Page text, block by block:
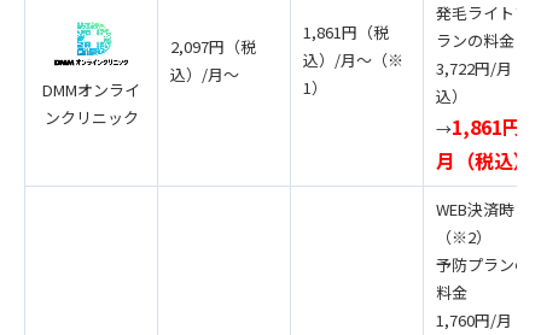
DMMオンライ
ンクリニック
2,097円（税
込）/月〜
1,861円（税
込）/月〜（※
1）
発毛ライトプ
ランの料金
3,722円/月（
込）
→1,861円/
月（税込）
WEB決済時
（※2）
予防プランの
料金
1,760円/月（